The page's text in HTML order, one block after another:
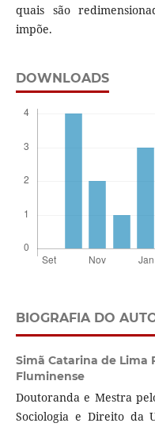
quais são
impõe.
DOWNLOADS
BIOGRAFIA DO
Simã Catarina de Lima
Fluminense
Doutoranda e Mestra
Sociologia e Direito da